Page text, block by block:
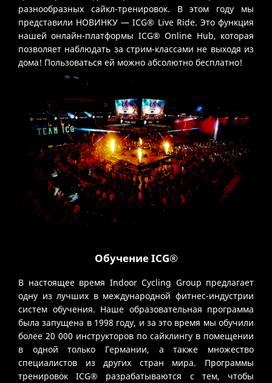
разнообразных сайкл-тренировок. В этом году мы
представили НОВИНКУ — ICG® Live Ride. Это функция
нашей онлайн-платформы ICG® Online Hub, которая
позволяет наблюдать за стрим-классами не выходя из
дома! Пользоваться ей можно абсолютно бесплатно!
Обучение ICG®
В настоящее время Indoor Cycling Group предлагает
одну из лучших в международной фитнес-индустрии
систем обучения. Наше образовательная программа
была запущена в 1998 году, и за это время мы обучили
более 20 000 инструкторов по сайклингу в помещении
в одной только Германии, а также множество
специалистов из других стран мира. Программы
тренировок ICG® разрабатываются с тем, чтобы